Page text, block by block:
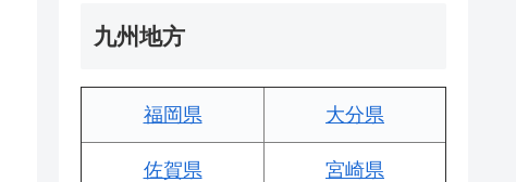
九州地方
福岡県 大分県
佐賀県 宮崎県